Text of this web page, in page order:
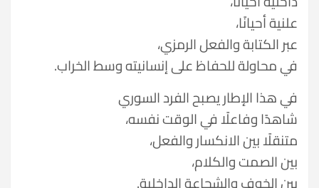
علنية أحيانًا،
عبر الكتابة والفعل الرمزي،
في محاولة للحفاظ على إنسانيته وسط الخراب.
في هذا الإطار يصبح الفرد السوري
شاهدًا وفاعلًا في الوقت نفسه،
متنقلًا بين الانكسار والفعل،
بين الصمت والكلام،
بين الخوف والشجاعة الداخلية.